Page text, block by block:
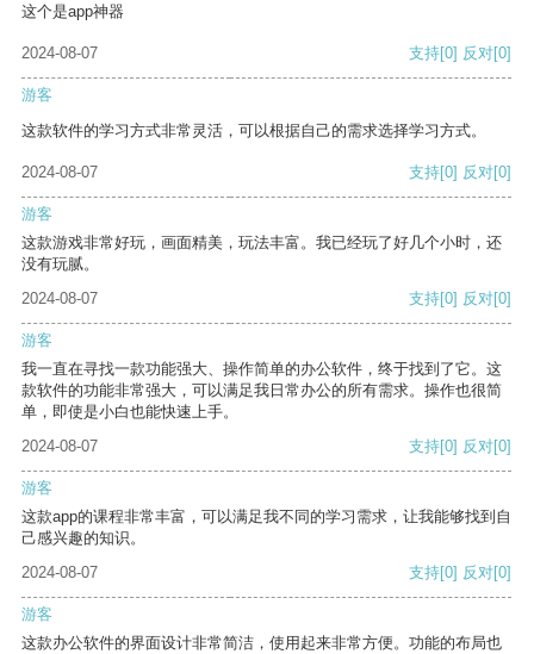
这个是app神器
2024-08-07 支持[0] 反对[0]
游客
这款软件的学习方式非常灵活，可以根据自己的需求选择学习方式。
2024-08-07 支持[0] 反对[0]
游客
这款游戏非常好玩，画面精美，玩法丰富。我已经玩了好几个小时，还
没有玩腻。
2024-08-07
支持[0] 反对[0]
游客
我一直在寻找一款功能强大、操作简单的办公软件，终于找到了它。这
款软件的功能非常强大，可以满足我日常办公的所有需求。操作也很简
单，即使是小白也能快速上手。
2024-08-07
支持[0] 反对[0]
游客
这款app的课程非常丰富，可以满足我不同的学习需求，让我能够找到自
己感兴趣的知识。
2024-08-07
支持[0] 反对[0]
游客
这款办公软件的界面设计非常简洁，使用起来非常方便。功能的布局也